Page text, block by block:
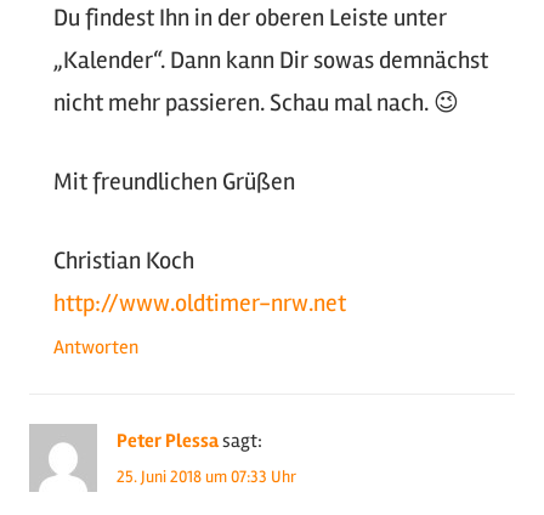
Du findest Ihn in der oberen Leiste unter
„Kalender“. Dann kann Dir sowas demnächst
nicht mehr passieren. Schau mal nach. 😉
Mit freundlichen Grüßen
Christian Koch
http://www.oldtimer-nrw.net
Antworten
Peter Plessasagt:
25. Juni 2018 um 07:33 Uhr